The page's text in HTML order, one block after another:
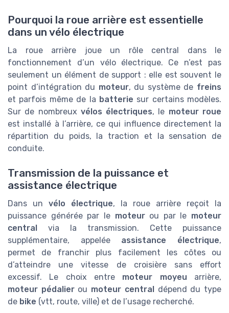
Pourquoi la roue arrière est essentielle
dans un vélo électrique
La roue arrière joue un rôle central dans le
fonctionnement d’un vélo électrique. Ce n’est pas
seulement un élément de support : elle est souvent le
point d’intégration du moteur, du système de freins
et parfois même de la batterie sur certains modèles.
Sur de nombreux vélos électriques, le moteur roue
est installé à l’arrière, ce qui influence directement la
répartition du poids, la traction et la sensation de
conduite.
Transmission de la puissance et
assistance électrique
Dans un vélo électrique, la roue arrière reçoit la
puissance générée par le moteurou par le moteur
central
via la transmission. Cette puissance
supplémentaire, appelée assistance électrique,
permet de franchir plus facilement les côtes ou
d’atteindre une vitesse de croisière sans effort
excessif. Le choix entre moteur moyeu arrière,
moteur pédalierou moteur central
dépend du type
de bike (vtt, route, ville) et de l’usage recherché.